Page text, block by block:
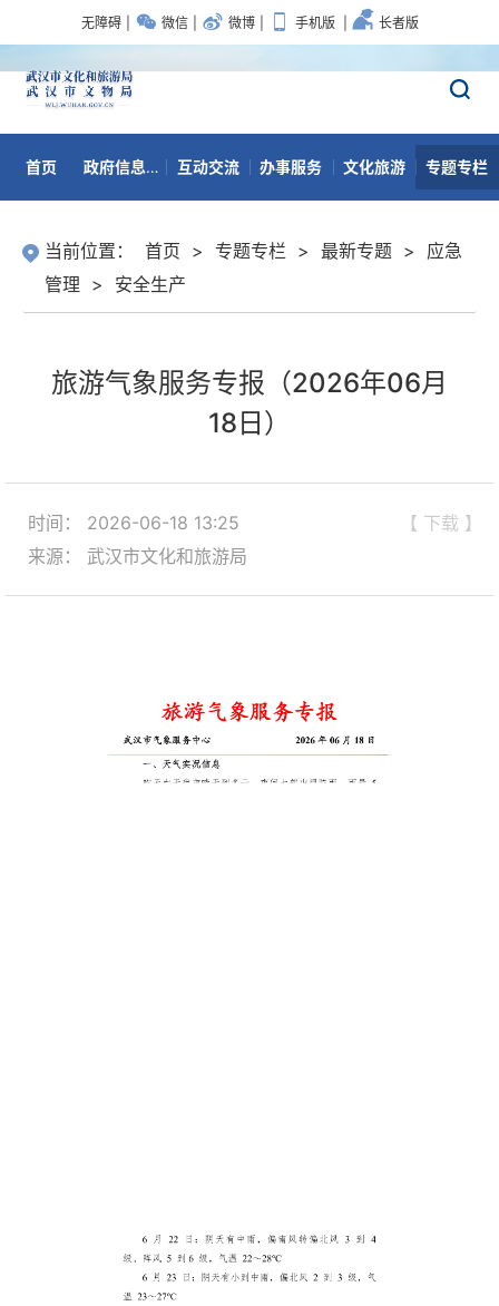
无障碍 微信 微博 手机版 长者版
首页 政府信息公开 互动交流 办事服务 文化旅游 专题专栏
当前位置： 首页 > 专题专栏 > 最新专题 >
应急
管理 > 安全生产
旅游气象服务专报（2026年06月
18日）
【 下载 】
时间： 2026-06-18 13:25
来源： 武汉市文化和旅游局